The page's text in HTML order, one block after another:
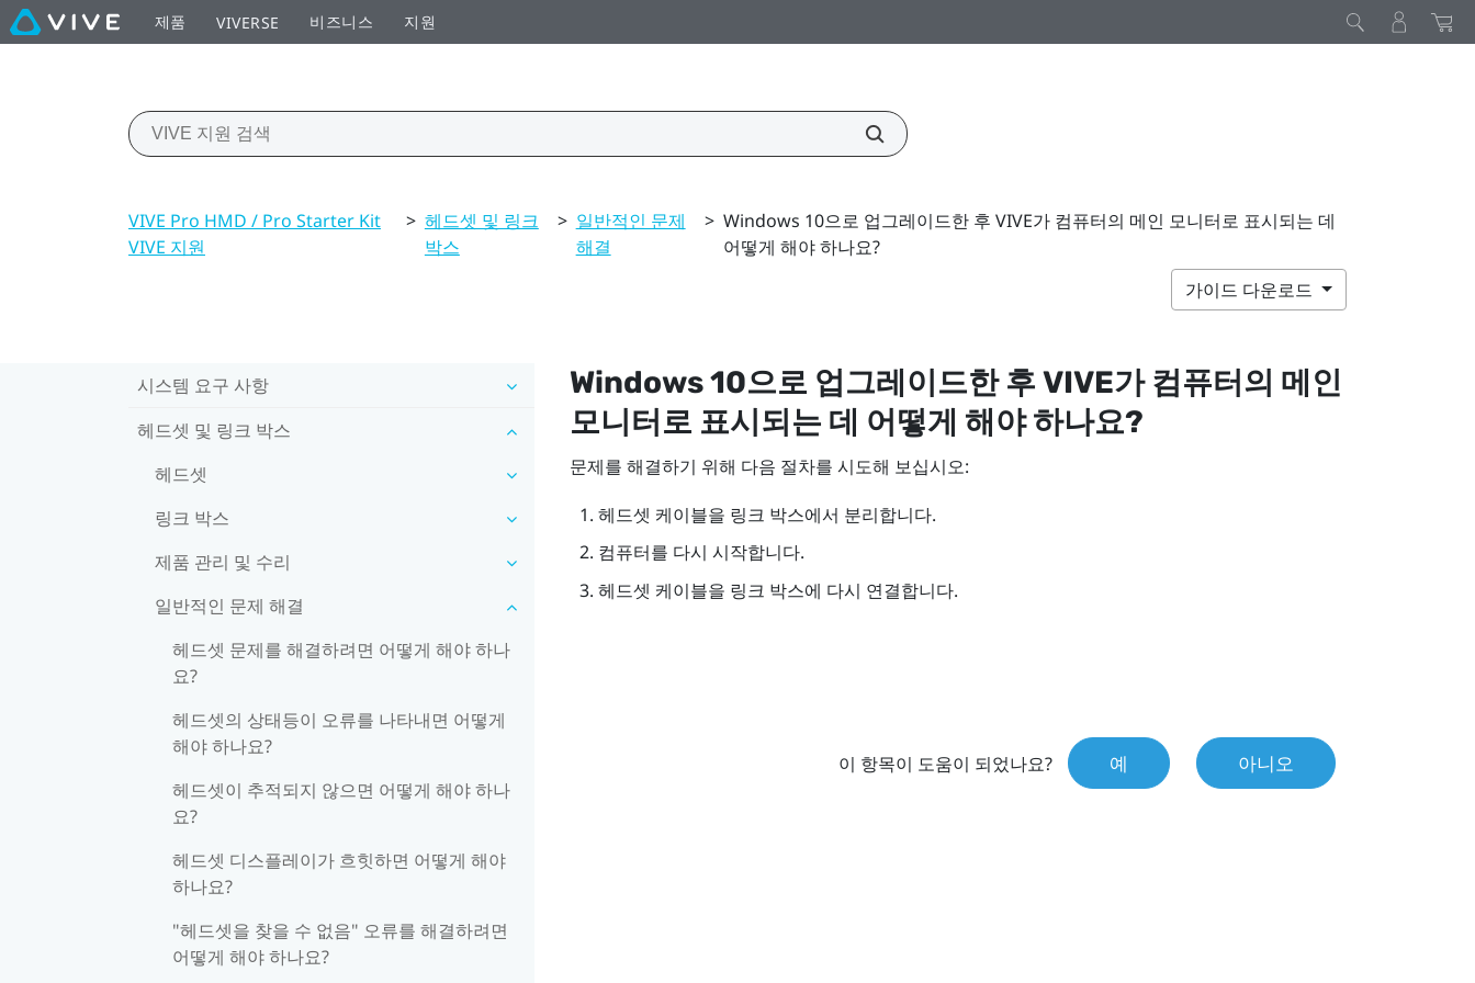
제품 VIVERSE 비즈니스 지원
VIVE Pro HMD / Pro Starter Kit
VIVE 지원
> 헤드셋 및 링크
박스
> 일반적인 문제
해결
> Windows 10으로 업그레이드한 후 VIVE가 컴퓨터의 메인 모니터로 표시되는 데
어떻게 해야 하나요?
가이드 다운로드
시스템 요구 사항
헤드셋 및 링크 박스
헤드셋
링크 박스
제품 관리 및 수리
일반적인 문제 해결
헤드셋 문제를 해결하려면 어떻게 해야 하나
요?
헤드셋의 상태등이 오류를 나타내면 어떻게
해야 하나요?
헤드셋이 추적되지 않으면 어떻게 해야 하나
요?
헤드셋 디스플레이가 흐힛하면 어떻게 해야
하나요?
"헤드셋을 찾을 수 없음" 오류를 해결하려면
어떻게 해야 하나요?
Windows10으로 업그레이드한 후 VIVE가 컴퓨터의 메인
모니터로 표시되는 데 어떻게 해야 하나요?
문제를 해결하기 위해 다음 절차를 시도해 보십시오:
헤드셋 케이블을 링크 박스에서 분리합니다.
컴퓨터를 다시 시작합니다.
헤드셋 케이블을 링크 박스에 다시 연결합니다.
이 항목이 도움이 되었나요? 예 아니오